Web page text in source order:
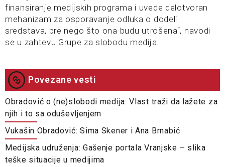
finansiranje medijskih programa i uvede delotvoran
mehanizam za osporavanje odluka o dodeli
sredstava, pre nego što ona budu utrošena“, navodi
se u zahtevu Grupe za slobodu medija.
Povezane vesti
Obradović o (ne)slobodi medija: Vlast traži da lažete za
njih i to sa oduševljenjem
Vukašin Obradović: Sima Skener i Ana Brnabić
Medijska udruženja: Gašenje portala Vranjske – slika
teške situacije u medijima